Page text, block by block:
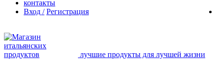
контакты
Вход / Регистрация
лучшие продукты для лучшей жизни